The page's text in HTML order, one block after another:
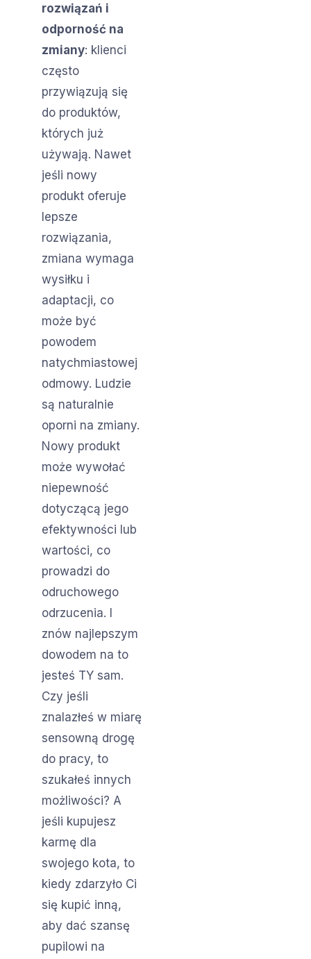
rozwiązań i
odporność na
zmiany: klienci
często
przywiązują się
do produktów,
których już
używają. Nawet
jeśli nowy
produkt oferuje
lepsze
rozwiązania,
zmiana wymaga
wysiłku i
adaptacji, co
może być
powodem
natychmiastowej
odmowy. Ludzie
są naturalnie
oporni na zmiany.
Nowy produkt
może wywołać
niepewność
dotyczącą jego
efektywności lub
wartości, co
prowadzi do
odruchowego
odrzucenia. I
znów najlepszym
dowodem na to
jesteś TY sam.
Czy jeśli
znalazłeś w miarę
sensowną drogę
do pracy, to
szukałeś innych
możliwości? A
jeśli kupujesz
karmę dla
swojego kota, to
kiedy zdarzyło Ci
się kupić inną,
aby dać szansę
pupilowi na